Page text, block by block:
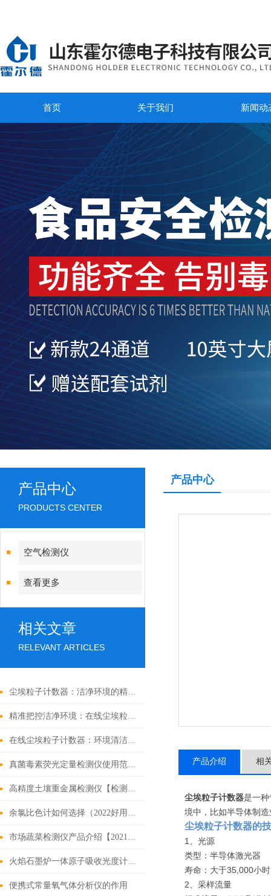
首页 关于我们 新闻动
产品中心
PRODUCTS CENTER
空气检测仪
查看更多
相关文章
RELEVANT ARTICLES
尘埃粒子计数器：洁净环境的精密守护者
精准把控洁净环境：在线尘埃粒子计数器的性能与广泛应用
在线尘埃粒子计数器：环境清洁的“智能哨兵”
真菌毒素荧光定量检测仪使用范围多
高精度土壤重金属检测仪【检测土壤的技术仪器&2021重磅推荐】
余氯比色计如何选择（2022好用的余氯比色计）
市场蔬菜检测仪产品介绍【2021仪器重磅推荐】
火焰石墨炉一体原子吸收光度计功能优势与应用
便携式常量氧气体分析仪的作用
产品中心
产品介绍 相
尘埃粒子计数器是一
境中，比如半导体制
尘埃粒子计数器的
1、光源
类型：半导体激光器
寿命：大于35,000小时
2、采样流量